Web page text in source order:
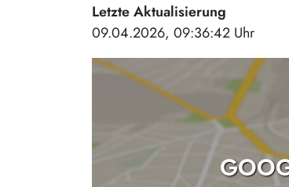
Letzte Aktualisierung
09.04.2026, 09:36:42 Uhr